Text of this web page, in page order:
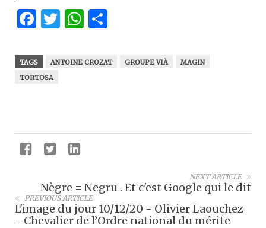
Facebook
Twitter
WhatsApp
TAGS ANTOINE CROZAT GROUPE VIÀ
MAGIN
TORTOSA
NEXT ARTICLE
Nègre = Negru . Et c'est Google qui le dit
PREVIOUS ARTICLE
L'image du jour 10/12/20 - Olivier Laouchez
- Chevalier de l’Ordre national du mérite